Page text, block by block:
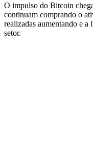
O impulso do Bitcoin
continuam comprando o
realizadas aumentando e a
setor.